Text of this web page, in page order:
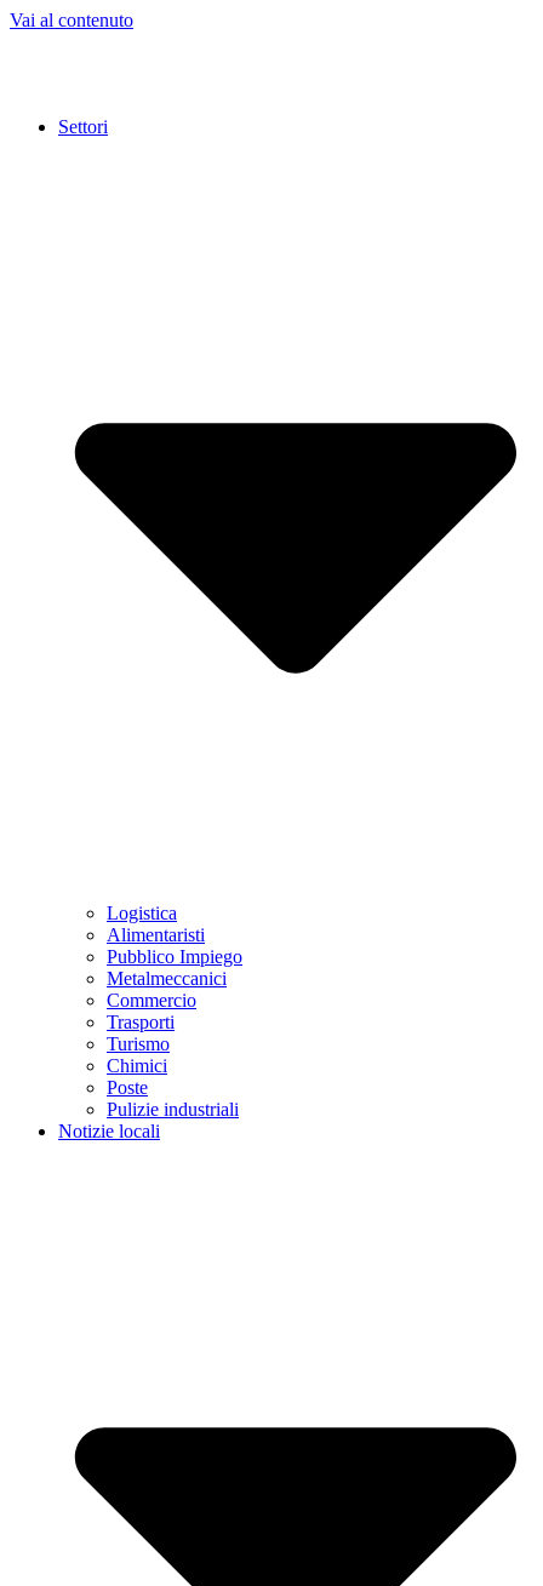
Vai al contenuto
Settori
Logistica
Alimentaristi
Pubblico Impiego
Metalmeccanici
Commercio
Trasporti
Turismo
Chimici
Poste
Pulizie industriali
Notizie locali